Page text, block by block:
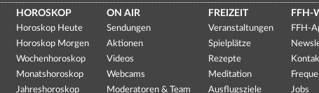
HOROSKOP
Horoskop Heute
Horoskop Morgen
Wochenhoroskop
Monatshoroskop
Jahreshoroskop
ON AIR
Sendungen
Aktionen
Videos
Webcams
Moderatoren & Team
FREIZEIT
Veranstaltungen
Spielplätze
Rezepte
Meditation
Ausflugsziele
FFH-
FFH-
Jobs